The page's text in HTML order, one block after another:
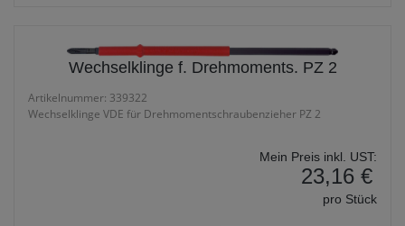
Wechselklinge f. Drehmoments. PZ 2
Artikelnummer: 339322
Wechselklinge VDE für Drehmomentschraubenzieher PZ 2
Mein Preis inkl. UST:
23,16 €
pro Stück